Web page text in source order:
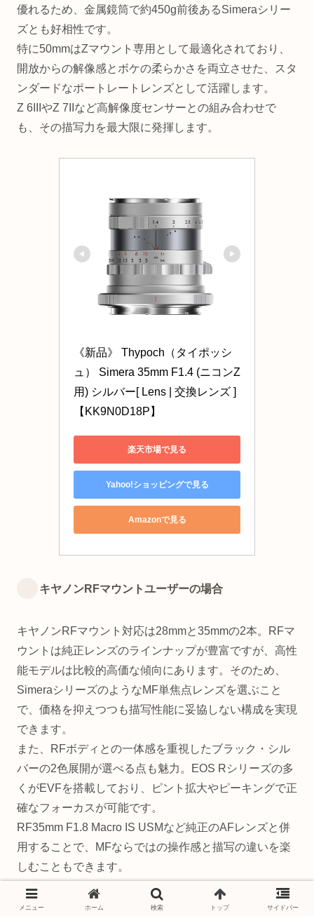
優れるため、金属鏡筒で約450g前後あるSimeraシリー
ズとも好相性です。
特に50mmはZマウント専用として最適化されており、
開放からの解像感とボケの柔らかさを両立させた、スタ
ンダードなポートレートレンズとして活躍します。
Z 6IIIやZ 7IIなど高解像度センサーとの組み合わせで
も、その描写力を最大限に発揮します。
《新品》 Thypoch（タイポッシ
ュ） Simera 35mm F1.4 (ニコンZ
用) シルバー[ Lens | 交換レンズ ]
【KK9N0D18P】
楽天市場で見る
Yahoo!ショッピングで見る
Amazonで見る
キヤノンRFマウントユーザーの場合
キヤノンRFマウント対応は28mmと35mmの2本。RFマ
ウントは純正レンズのラインナップが豊富ですが、高性
能モデルは比較的高価な傾向にあります。そのため、
SimeraシリーズのようなMF単焦点レンズを選ぶこと
で、価格を抑えつつも描写性能に妥協しない構成を実現
できます。
また、RFボディとの一体感を重視したブラック・シル
バーの2色展開が選べる点も魅力。EOS Rシリーズの多
くがEVFを搭載しており、ピント拡大やピーキングで正
確なフォーカスが可能です。
RF35mm F1.8 Macro IS USMなど純正のAFレンズと併
用することで、MFならではの操作感と描写の違いを楽
しむこともできます。
メニュー ホーム 検索 トップ サイドバー